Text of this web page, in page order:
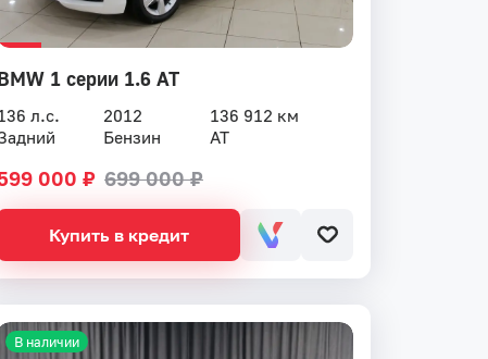
1 серии 1.6 AT
л.с. 2012
136 912 км
Бензин AT
000 ₽ 699 000 ₽
Купить в кредит
В наличии